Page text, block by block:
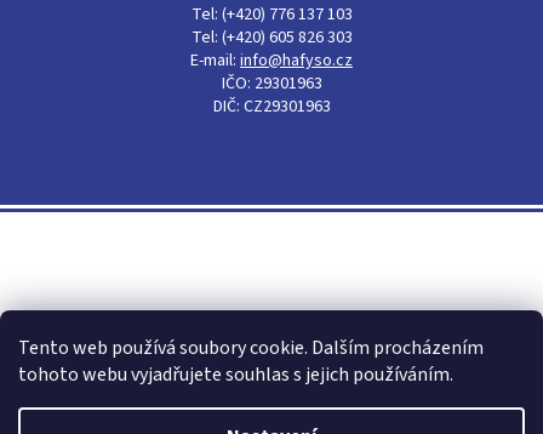
Tento web používá soubory cookie. Dalším procházením
tohoto webu vyjadřujete souhlas s jejich používáním.
Tel: (+420) 776 137 103
Tel: (+420) 605 826 303
E-mail: info@hafyso.cz
IČO: 29301963
DIČ: CZ29301963